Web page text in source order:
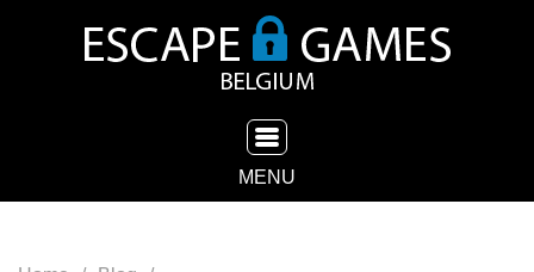
TOGGLE NAVIGATION
MENU